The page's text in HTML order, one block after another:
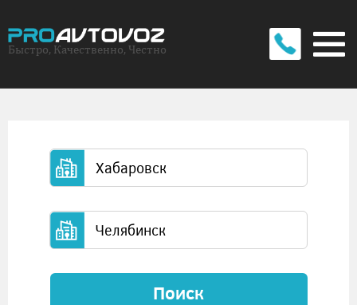
Быстро, Качественно, Честно
Поиск